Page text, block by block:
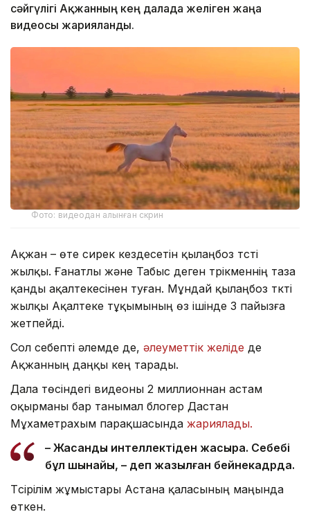
сәйгүлігі Ақжанның кең далада желіген жаңа
видеосы жарияланды.
Фото: видеодан алынған скрин
Ақжан – өте сирек кездесетін қылаңбоз түсті
жылқы. Ғанатлы және Табыс деген түрікменнің таза
қанды ақалтекесінен туған. Мұндай қылаңбоз түкті
жылқы Ақалтеке тұқымының өз ішінде 3 пайызға
жетпейді.
Сол себепті әлемде де, әлеуметтік желіде де
Ақжанның даңқы кең тарады.
Дала төсіндегі видеоны 2 миллионнан астам
оқырманы бар танымал блогер Дастан
Мұхаметрахым парақшасында жариялады.
– Жасанды интеллектіден жақсырақ. Себебі
бұл шынайы, – деп жазылған бейнекадрда.
Түсірілім жұмыстары Астана қаласының маңында
өткен.